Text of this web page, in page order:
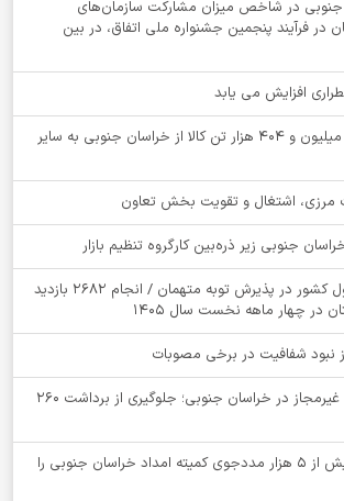
خراسان جنوبی در شاخص میزان مشارکت سازمان‌های
در فرآیند پنجمین جشنواره ملی اتفاق، در بین
افزایش می یابد
جابه جایی بیش از 2 میلیون و 404 هزار تن کالا از خراسان جنوبی به سایر
مرزی، اشتغال و تقویت بخش تعاون
جنوبی زیر ذره‌بین کارگروه تنظیم بازار
خراسان جنوبی رتبه اول کشور در پذیرش توبه متهمان / انجام ۲۶۸۲ بازدید
در چهار ماهه نخست سال 1405
نبود شفافیت در برخی مصوبات
انسداد ۳۴ حلقه چاه غیرمجاز در خراسان جنوبی؛ جلوگیری از برداشت ۲۶۰
«کیمیاگران»، بینایی بیش از ۵ هزار مددجوی کمیته امداد خراسان جنوبی را